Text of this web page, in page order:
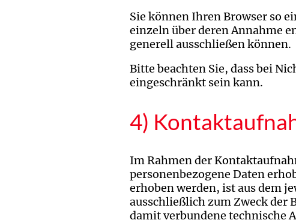
Sie können Ihren Browser so
einzeln über deren Annahme
generell ausschließen können.
Bitte beachten Sie, dass bei
eingeschränkt sein kann.
4)
Im Rahmen der
personenbezogene Daten
erhoben werden, ist aus dem
ausschließlich zum Zweck der
damit verbundene technische